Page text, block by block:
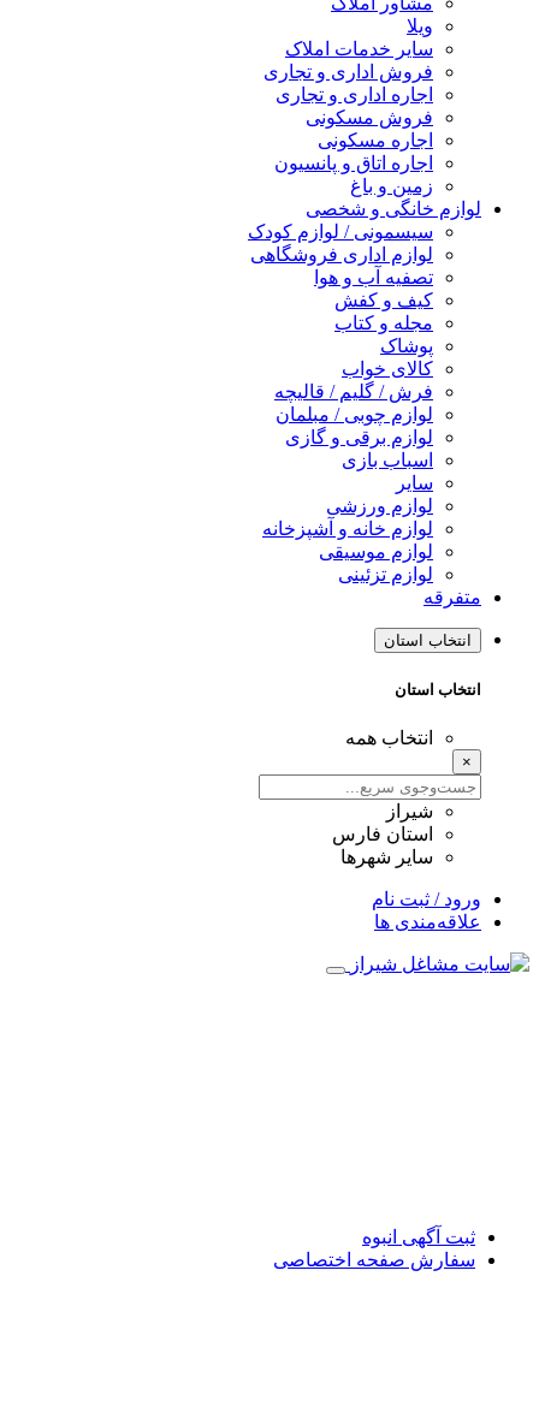
ویلا
سایر خدمات املاک
فروش اداری و تجاری
اجاره اداری و تجاری
فروش مسکونی
اجاره مسکونی
اجاره اتاق و پانسیون
زمین و باغ
لوازم خانگی و شخصی
سیسمونی / لوازم کودک
لوازم اداری فروشگاهی
تصفیه آب و هوا
کیف و کفش
مجله و کتاب
پوشاک
کالای خواب
فرش / گلیم / قالیچه
لوازم چوبی / مبلمان
لوازم برقی و گازی
اسباب بازی
سایر
لوازم ورزشی
لوازم خانه و آشپزخانه
لوازم موسیقی
لوازم تزئینی
متفرقه
انتخاب استان
انتخاب استان
انتخاب همه
×
شیراز
استان فارس
سایر شهرها
ورود / ثبت نام
علاقه‌مندی ها
ثبت آگهی انبوه
سفارش صفحه اختصاصی